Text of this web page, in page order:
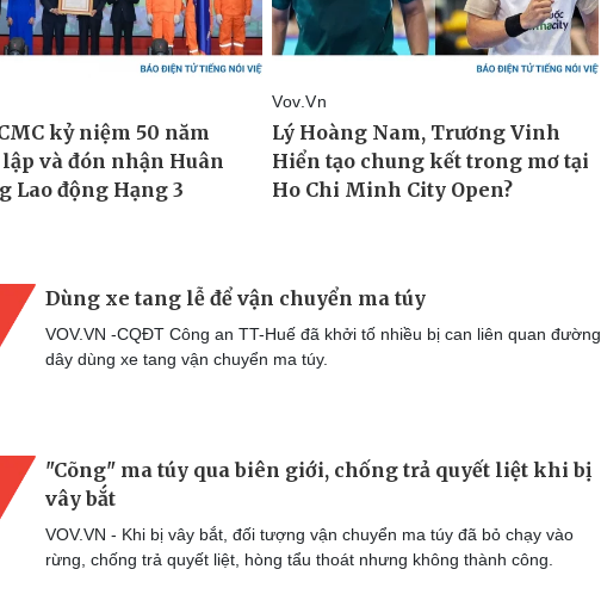
Dùng xe tang lễ để vận chuyển ma túy
VOV.VN -CQĐT Công an TT-Huế đã khởi tố nhiều bị can liên quan đường
dây dùng xe tang vận chuyển ma túy.
"Cõng" ma túy qua biên giới, chống trả quyết liệt khi bị
vây bắt
VOV.VN - Khi bị vây bắt, đối tượng vận chuyển ma túy đã bỏ chạy vào
rừng, chống trả quyết liệt, hòng tẩu thoát nhưng không thành công.